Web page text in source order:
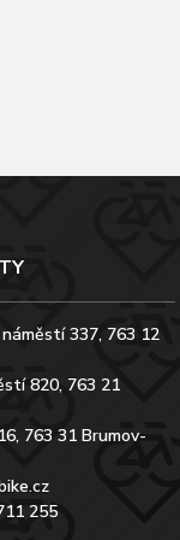
337, 763 12
820, 763 21
763 31 Brumov-
255